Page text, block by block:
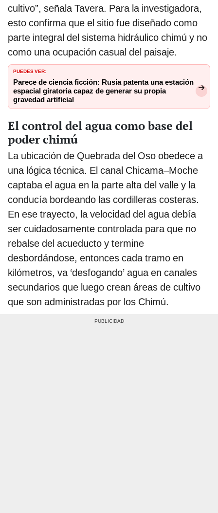
cultivo”, señala Tavera. Para la investigadora,
esto confirma que el sitio fue diseñado como
parte integral del sistema hidráulico chimú y no
como una ocupación casual del paisaje.
PUEDES VER:
Parece de ciencia ficción: Rusia patenta una estación
espacial giratoria capaz de generar su propia
gravedad artificial
El control del agua como base del
poder chimú
La ubicación de Quebrada del Oso obedece a
una lógica técnica. El canal Chicama–Moche
captaba el agua en la parte alta del valle y la
conducía bordeando las cordilleras costeras.
En ese trayecto, la velocidad del agua debía
ser cuidadosamente controlada para que no
rebalse del acueducto y termine
desbordándose, entonces cada tramo en
kilómetros, va ‘desfogando’ agua en canales
secundarios que luego crean áreas de cultivo
que son administradas por los Chimú.